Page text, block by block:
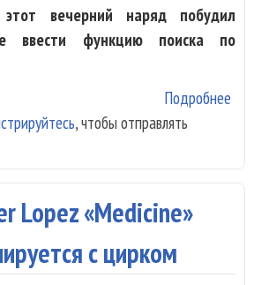
этот вечерний наряд побудил
ввести функцию поиска по
Подробнее
, чтобы отправлять
Lopez «Medicine»
с цирком